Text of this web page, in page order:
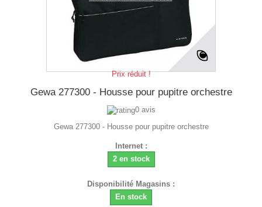
Prix réduit !
Gewa 277300 - Housse pour pupitre orchestre
0 avis
Gewa 277300 - Housse pour pupitre orchestre
Internet :
2 en stock
Disponibilité Magasins :
En stock